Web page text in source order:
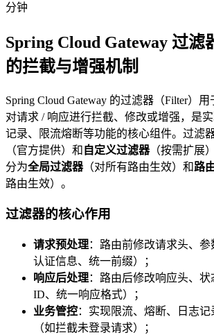
分钟
Spring Cloud Gateway 过滤
的拦截与增强机制
Spring Cloud Gateway 的过滤器（Filter）
对请求 / 响应进行拦截、修改或增强，是
记录、限流熔断等功能的核心组件。过滤
（官方提供）和 自定义过滤器（按需扩展
分为全局过滤器（对所有路由生效）和路
路由生效）。
过滤器的核心作用
请求预处理：路由前修改请求头、
认证信息、统一前缀）；
响应后处理：路由后修改响应头、
ID、统一响应格式）；
业务管控：实现限流、熔断、日志
（如拦截未登录请求）；